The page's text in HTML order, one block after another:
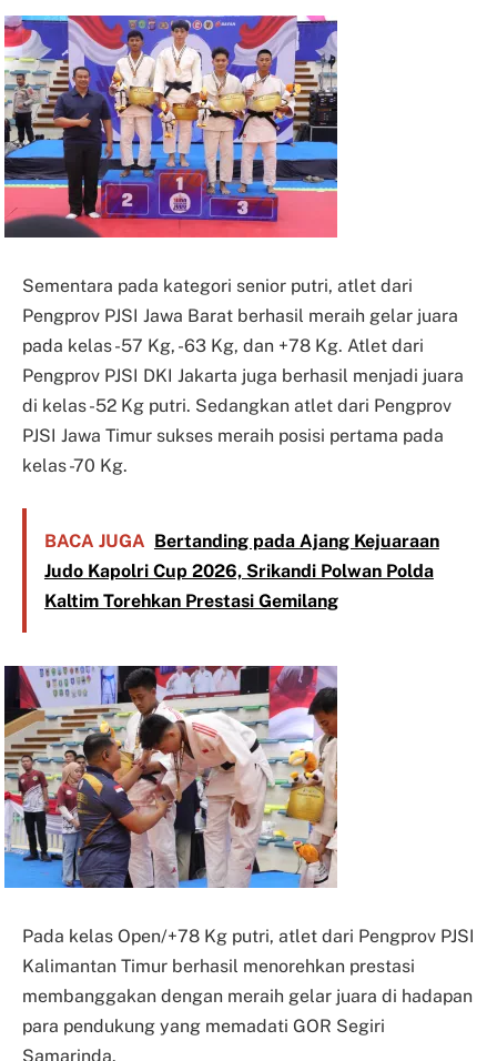
Sementara pada kategori senior putri, atlet dari
Pengprov PJSI Jawa Barat berhasil meraih gelar juara
pada kelas -57 Kg, -63 Kg, dan +78 Kg. Atlet dari
Pengprov PJSI DKI Jakarta juga berhasil menjadi juara
di kelas -52 Kg putri. Sedangkan atlet dari Pengprov
PJSI Jawa Timur sukses meraih posisi pertama pada
kelas -70 Kg.
BACA JUGA Bertanding pada Ajang Kejuaraan
Judo Kapolri Cup 2026, Srikandi Polwan Polda
Kaltim Torehkan Prestasi Gemilang
Pada kelas Open/+78 Kg putri, atlet dari Pengprov PJSI
Kalimantan Timur berhasil menorehkan prestasi
membanggakan dengan meraih gelar juara di hadapan
para pendukung yang memadati GOR Segiri
Samarinda.